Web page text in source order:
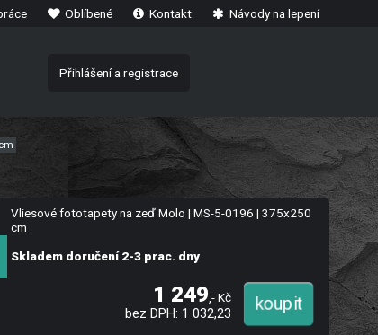
Vliesové fototapety na zeď Molo | MS-5-0196 | 375x250
cm
Skladem doručení 2-3 prac. dny
1 249 ,- Kč
bez DPH: 1 032,23
Oblíbené Kontakt Návody na lepení
Přihlášení a registrace